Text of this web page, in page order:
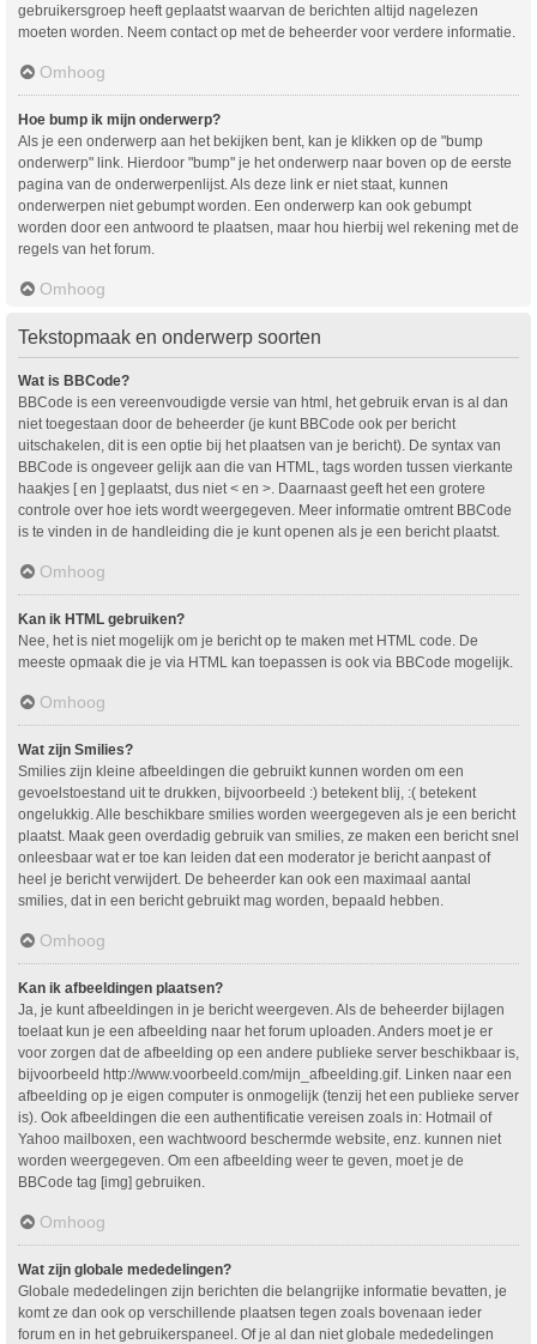
gebruikersgroep heeft geplaatst waarvan de berichten altijd nagelezen
moeten worden. Neem contact op met de beheerder voor verdere informatie.
Omhoog
Hoe bump ik mijn onderwerp?
Als je een onderwerp aan het bekijken bent, kan je klikken op de "bump
onderwerp" link. Hierdoor "bump" je het onderwerp naar boven op de eerste
pagina van de onderwerpenlijst. Als deze link er niet staat, kunnen
onderwerpen niet gebumpt worden. Een onderwerp kan ook gebumpt
worden door een antwoord te plaatsen, maar hou hierbij wel rekening met de
regels van het forum.
Omhoog
Tekstopmaak en onderwerp soorten
Wat is BBCode?
BBCode is een vereenvoudigde versie van html, het gebruik ervan is al dan
niet toegestaan door de beheerder (je kunt BBCode ook per bericht
uitschakelen, dit is een optie bij het plaatsen van je bericht). De syntax van
BBCode is ongeveer gelijk aan die van HTML, tags worden tussen vierkante
haakjes [ en ] geplaatst, dus niet < en >. Daarnaast geeft het een grotere
controle over hoe iets wordt weergegeven. Meer informatie omtrent BBCode
is te vinden in de handleiding die je kunt openen als je een bericht plaatst.
Omhoog
Kan ik HTML gebruiken?
Nee, het is niet mogelijk om je bericht op te maken met HTML code. De
meeste opmaak die je via HTML kan toepassen is ook via BBCode mogelijk.
Omhoog
Wat zijn Smilies?
Smilies zijn kleine afbeeldingen die gebruikt kunnen worden om een
gevoelstoestand uit te drukken, bijvoorbeeld :) betekent blij, :( betekent
ongelukkig. Alle beschikbare smilies worden weergegeven als je een bericht
plaatst. Maak geen overdadig gebruik van smilies, ze maken een bericht snel
onleesbaar wat er toe kan leiden dat een moderator je bericht aanpast of
heel je bericht verwijdert. De beheerder kan ook een maximaal aantal
smilies, dat in een bericht gebruikt mag worden, bepaald hebben.
Omhoog
Kan ik afbeeldingen plaatsen?
Ja, je kunt afbeeldingen in je bericht weergeven. Als de beheerder bijlagen
toelaat kun je een afbeelding naar het forum uploaden. Anders moet je er
voor zorgen dat de afbeelding op een andere publieke server beschikbaar is,
bijvoorbeeld http://www.voorbeeld.com/mijn_afbeelding.gif. Linken naar een
afbeelding op je eigen computer is onmogelijk (tenzij het een publieke server
is). Ook afbeeldingen die een authentificatie vereisen zoals in: Hotmail of
Yahoo mailboxen, een wachtwoord beschermde website, enz. kunnen niet
worden weergegeven. Om een afbeelding weer te geven, moet je de
BBCode tag [img] gebruiken.
Omhoog
Wat zijn globale mededelingen?
Globale mededelingen zijn berichten die belangrijke informatie bevatten, je
komt ze dan ook op verschillende plaatsen tegen zoals bovenaan ieder
forum en in het gebruikerspaneel. Of je al dan niet globale mededelingen